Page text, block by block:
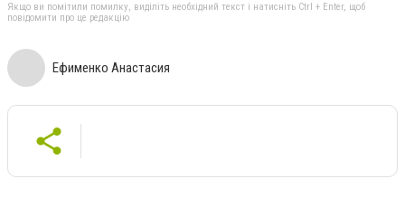
Якщо ви помітили помилку, виділіть необхідний текст і натисніть Ctrl + Enter, щоб
повідомити про це редакцію
Ефименко Анастасия